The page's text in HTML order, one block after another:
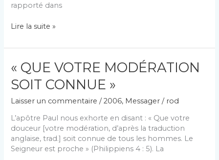
rapporté dans
LES
MALEDICTIONS
Lire la suite »
« QUE VOTRE MODÉRATION
SOIT CONNUE »
Laisser un commentaire /2006, Messager / rod
L’apôtre Paul nous exhorte en disant : « Que votre
douceur [votre modération, d’après la traduction
anglaise, trad.] soit connue de tous les hommes. Le
Seigneur est proche » (Philippiens 4 : 5). La